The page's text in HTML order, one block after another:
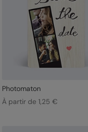
Photomaton
À partir de 1,25 €